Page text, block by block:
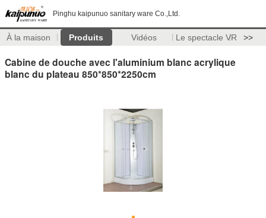
Pinghu kaipunuo sanitary ware Co.,Ltd.
À la maison Produits Vidéos Le spectacle VR >>
Cabine de douche avec l'aluminium blanc acrylique
blanc du plateau 850*850*2250cm